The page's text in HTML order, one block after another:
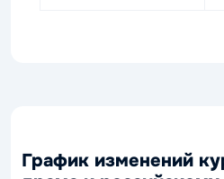
График изменений